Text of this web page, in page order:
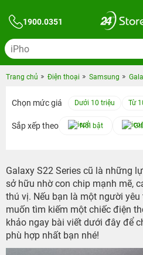
1900.0351
Trang chủ Điện thoại Samsung
Chọn mức giá Dưới 10 triệu Từ
Sắp xếp theo Nổi bật
Galaxy S22 Series cũ là những
sở hữu nhờ con chip mạnh mẽ,
thú vị. Nếu bạn là một người
muốn tìm kiếm một chiếc điện
khảo ngay bài viết dưới đây để
phù hợp nhất bạn nhé!